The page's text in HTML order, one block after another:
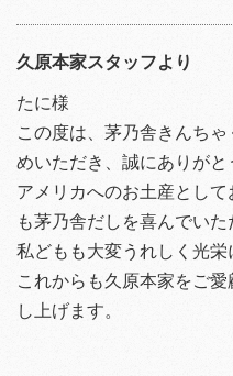
久原本家スタッフより
たに様
この度は、茅乃舎きんち
めいただき、誠にありがと
アメリカへのお土産とし
も茅乃舎だしを喜んでいた
私どもも大変うれしく光栄
これからも久原本家をご
し上げます。